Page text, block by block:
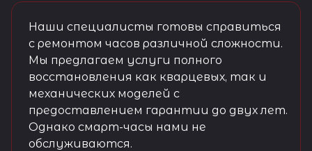
Наши специалисты готовы справиться
с ремонтом часов различной сложности.
Мы предлагаем услуги полного
восстановления как кварцевых, так и
механических моделей с
предоставлением гарантии до двух лет.
Однако смарт-часы нами не
обслуживаются.